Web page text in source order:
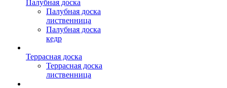
Палубная доска
Палубная доска
лиственница
Палубная доска
кедр
Террасная доска
Террасная доска
лиственница